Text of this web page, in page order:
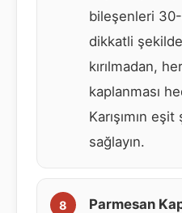
bileşenleri
dikkatli şekilde
kırılmadan,
kaplanması
Karışımın eşit
sağlayın.
Parmesan